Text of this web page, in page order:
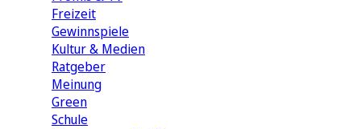
Freizeit
Gewinnspiele
Kultur & Medien
Ratgeber
Meinung
Green
Schule